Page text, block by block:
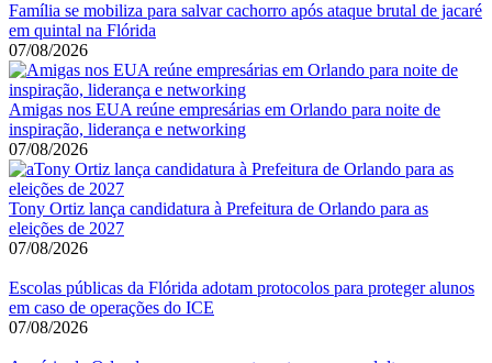
Família se mobiliza para salvar cachorro após ataque brutal de jacaré
em quintal na Flórida
07/08/2026
Amigas nos EUA reúne empresárias em Orlando para noite de
inspiração, liderança e networking
07/08/2026
Tony Ortiz lança candidatura à Prefeitura de Orlando para as
eleições de 2027
07/08/2026
Escolas públicas da Flórida adotam protocolos para proteger alunos
em caso de operações do ICE
07/08/2026